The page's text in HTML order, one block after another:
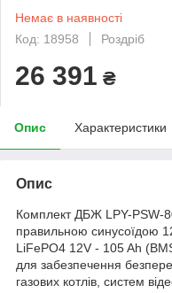
Немає в наявності
Код: 18958
Роздріб
26 391 ₴
Опис Характеристики
Опис
Комплект ДБЖ LPY-PSW-
правильною синусоїдою
LiFePO4 12V - 105 Ah
для забезпечення
газових котлів, систем